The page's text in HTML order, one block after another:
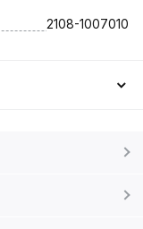
2108-1007010